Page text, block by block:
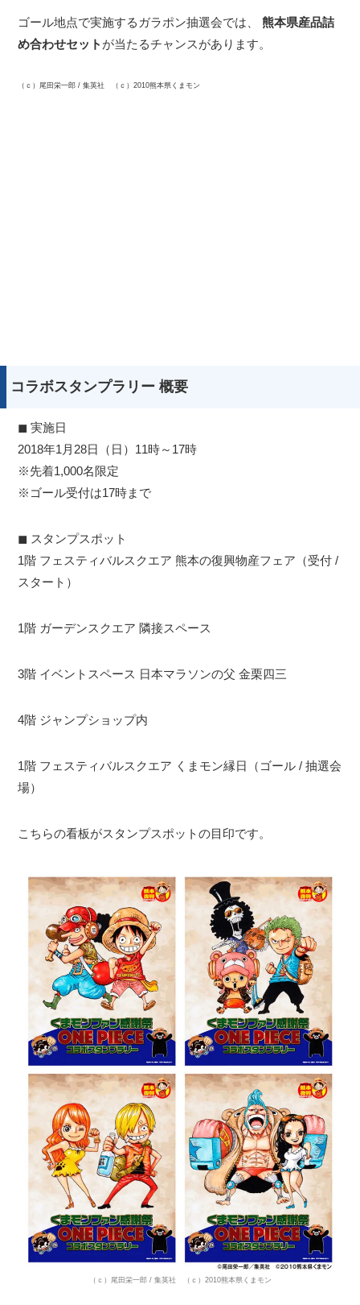
ゴール地点で実施するガラポン抽選会では、熊本県産品詰
め合わせセット が当たるチャンスがあります。
（ｃ）尾田栄一郎 / 集英社 （ｃ）2010熊本県くまモン
コラボスタンプラリー 概要
◼︎ 実施日
2018年1月28日（日）11時～17時
※先着1,000名限定
※ゴール受付は17時まで
◼︎ スタンプスポット
1階 フェスティバルスクエア 熊本の復興物産フェア（受付 /
スタート）
1階 ガーデンスクエア 隣接スペース
3階 イベントスペース 日本マラソンの父 金栗四三
4階 ジャンプショップ内
1階 フェスティバルスクエア くまモン縁日（ゴール / 抽選会
場）
こちらの看板がスタンプスポットの目印です。
（ｃ）尾田栄一郎 / 集英社 （ｃ）2010熊本県くまモン